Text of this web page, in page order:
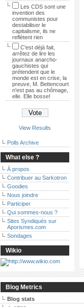
Les CDS sont une
invention des
communistes pour
destabiliser le
capitalisme, ils ne
reflètent rien
C'est déjà fait,
arrêtez de lire les
journaux anarcho-
gauchistes qui
prétendent que le
monde est en crise, la
preuve, M. Bettencourt
n'est pas au chômage,
elle. Elle bosse!
View Results
Polls Archive
What else ?
À propos
Contribuer au Sarkotron
Goodies
Nous joindre
Participer
Qui sommes-nous ?
Sites Syndiqués sur
Aporismes.com
Sondages
Wikio
Blog Metrics
Blog stats